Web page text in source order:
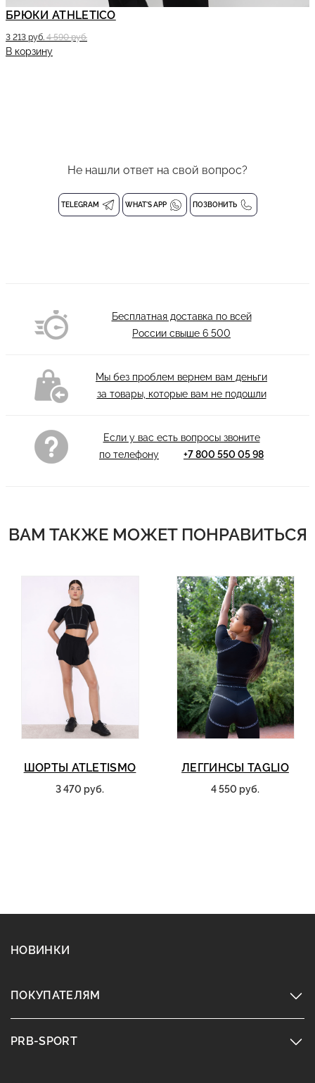
БРЮКИ ATHLETICO
3 213 руб. 4 590 руб.
В корзину
Не нашли ответ на свой вопрос?
TELEGRAM WHAT'S APP ПОЗВОНИТЬ
Бесплатная доставка по всей
России свыше 6 500
Мы без проблем вернем вам деньги
за товары, которые вам не подошли
Если у вас есть вопросы звоните
по телефону
+7 800 550 05 98
ВАМ ТАКЖЕ МОЖЕТ ПОНРАВИТЬСЯ
ШОРТЫ ATLETISMO
3 470 руб.
ЛЕГГИНСЫ TAGLIO
4 550 руб.
НОВИНКИ
ПОКУПАТЕЛЯМ
PRB-SPORT